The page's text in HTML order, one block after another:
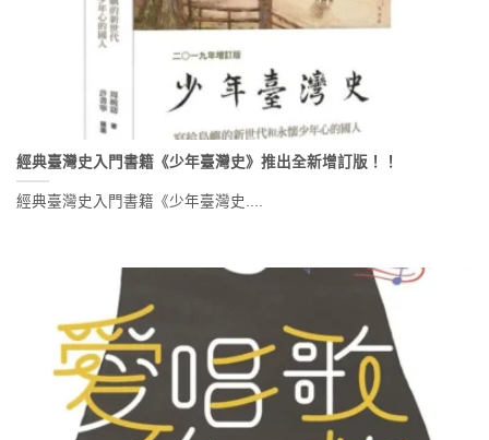
經典臺灣史入門書籍《少年臺灣史》推出全新增訂版！！
經典臺灣史入門書籍《少年臺灣史....